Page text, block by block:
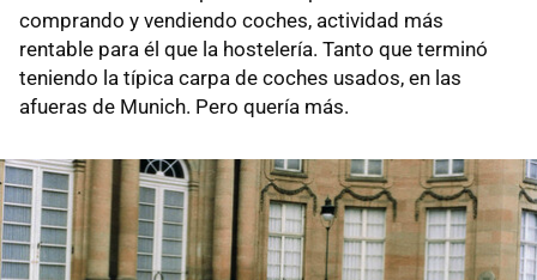
comprando y vendiendo coches, actividad más
rentable para él que la hostelería. Tanto que terminó
teniendo la típica carpa de coches usados, en las
afueras de Munich. Pero quería más.